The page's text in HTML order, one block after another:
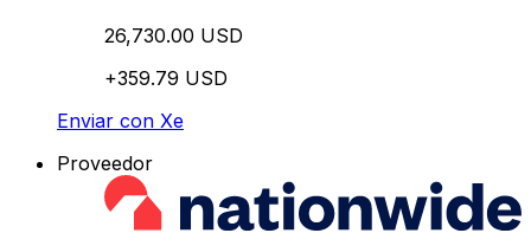
26,730.00 USD
+359.79 USD
Enviar con Xe
Proveedor